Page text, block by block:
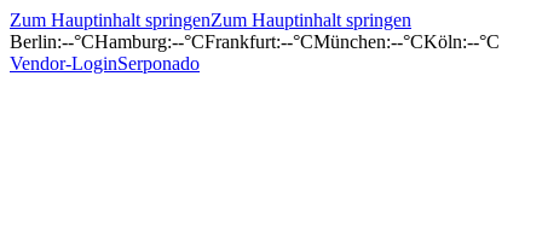
Zum Hauptinhalt springenZum Hauptinhalt springen
Berlin:--°CHamburg:--°CFrankfurt:--°CMünchen:--°CKöln:--°C
Vendor-LoginSerponado